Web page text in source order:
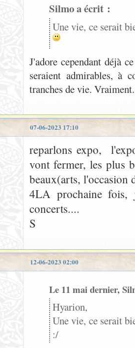
Silmo a écrit :
Une vie, ce serait
J'adore cependant déjà
seraient admirables, à
tranches de vie.
07-06-2023 17:10
reparlons expo,
vont fermer, les plus
beaux(arts, l'occasion
4LA prochaine fois,
concerts....
S
12-06-2023 02:00
Le 11 mai dernier,
Hyarion,
Une vie, ce serait
:/